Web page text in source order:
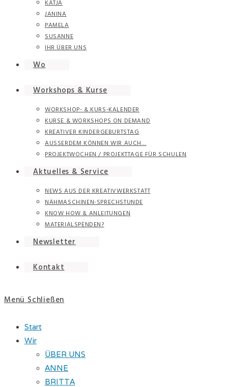
KATJA
JANINA
PAMELA
SUSANNE
IHR ÜBER UNS
Wo
Workshops & Kurse
WORKSHOP- & KURS-KALENDER
KURSE & WORKSHOPS ON DEMAND
KREATIVER KINDERGEBURTSTAG
AUSSERDEM KÖNNEN WIR AUCH…
PROJEKTWOCHEN / PROJEKTTAGE FÜR SCHULEN
Aktuelles & Service
NEWS AUS DER KREATIVWERKSTATT
NÄHMASCHINEN-SPRECHSTUNDE
KNOW HOW & ANLEITUNGEN
MATERIALSPENDEN?
Newsletter
Kontakt
Menü Schließen
Start
Wir
ÜBER UNS
ANNE
BRITTA